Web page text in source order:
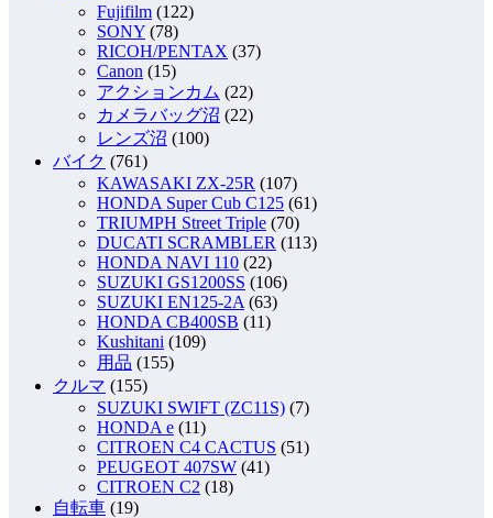
Fujifilm (122)
SONY (78)
RICOH/PENTAX (37)
Canon (15)
アクションカム (22)
カメラバッグ沼 (22)
レンズ沼 (100)
バイク (761)
KAWASAKI ZX-25R (107)
HONDA Super Cub C125 (61)
TRIUMPH Street Triple (70)
DUCATI SCRAMBLER (113)
HONDA NAVI 110 (22)
SUZUKI GS1200SS (106)
SUZUKI EN125-2A (63)
HONDA CB400SB (11)
Kushitani (109)
用品 (155)
クルマ (155)
SUZUKI SWIFT (ZC11S) (7)
HONDA e (11)
CITROEN C4 CACTUS (51)
PEUGEOT 407SW (41)
CITROEN C2 (18)
自転車 (19)